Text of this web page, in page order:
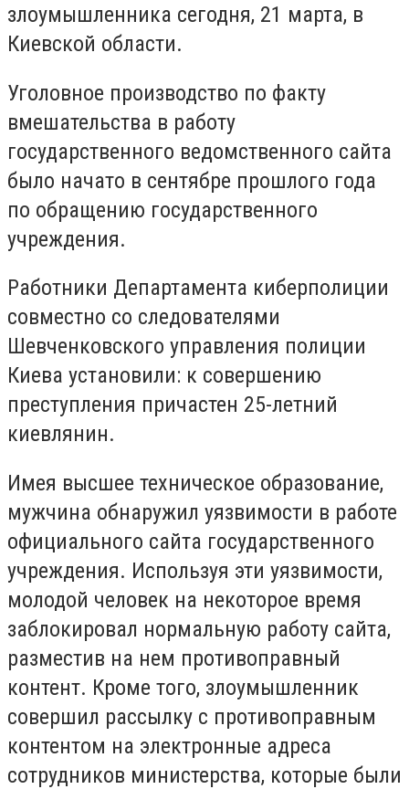
злоумышленника сегодня, 21 марта, в
Киевской области.
Уголовное производство по факту
вмешательства в работу
государственного ведомственного сайта
было начато в сентябре прошлого года
по обращению государственного
учреждения.
Работники Департамента киберполиции
совместно со следователями
Шевченковского управления полиции
Киева установили: к совершению
преступления причастен 25-летний
киевлянин.
Имея высшее техническое образование,
мужчина обнаружил уязвимости в работе
официального сайта государственного
учреждения. Используя эти уязвимости,
молодой человек на некоторое время
заблокировал нормальную работу сайта,
разместив на нем противоправный
контент. Кроме того, злоумышленник
совершил рассылку с противоправным
контентом на электронные адреса
сотрудников министерства, которые были